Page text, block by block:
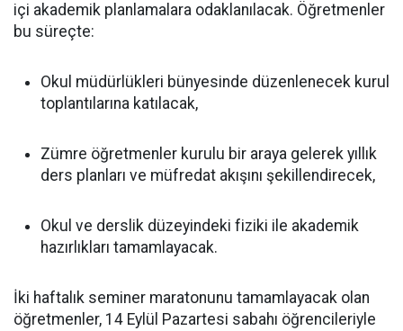
içi akademik planlamalara odaklanılacak. Öğretmenler
bu süreçte:
Okul müdürlükleri bünyesinde düzenlenecek kurul
toplantılarına katılacak,
Zümre öğretmenler kurulu bir araya gelerek yıllık
ders planları ve müfredat akışını şekillendirecek,
Okul ve derslik düzeyindeki fiziki ile akademik
hazırlıkları tamamlayacak.
İki haftalık seminer maratonunu tamamlayacak olan
öğretmenler, 14 Eylül Pazartesi sabahı öğrencileriyle